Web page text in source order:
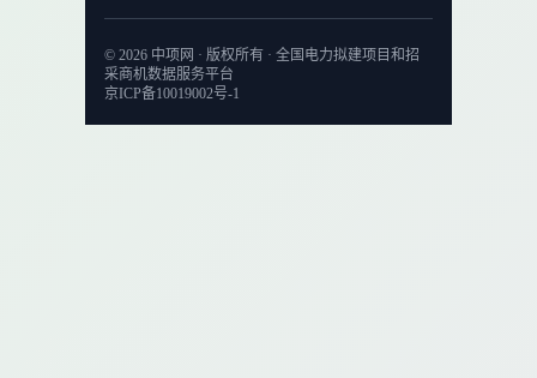
© 2026 中项网 · 版权所有 · 全国电力拟建项目和招
采商机数据服务平台
京ICP备10019002号-1